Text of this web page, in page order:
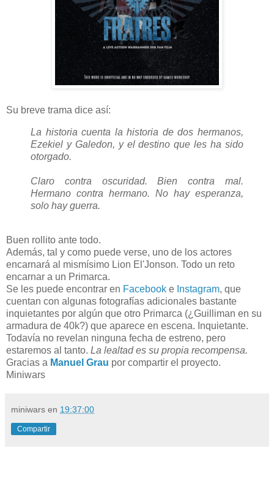
Su breve trama dice así:
La historia cuenta la historia de dos hermanos,
Ezekiel y Galedon, y el destino que les ha sido
otorgado.
Claro contra oscuridad. Bien contra mal.
Hermano contra hermano. No hay esperanza,
solo hay guerra.
Buen rollito ante todo.
Además, tal y como puede verse, uno de los actores
encarnará al mismísimo Lion El'Jonson. Todo un reto
encarnar a un Primarca.
Se les puede encontrar en Facebook e Instagram, que
cuentan con algunas fotografías adicionales bastante
inquietantes por algún que otro Primarca (¿Guilliman en su
armadura de 40k?) que aparece en escena. Inquietante.
Todavía no revelan ninguna fecha de estreno, pero
estaremos al tanto. La lealtad es su propia recompensa.
Gracias a Manuel Grau por compartir el proyecto.
Miniwars
miniwars en 19:37:00
Compartir